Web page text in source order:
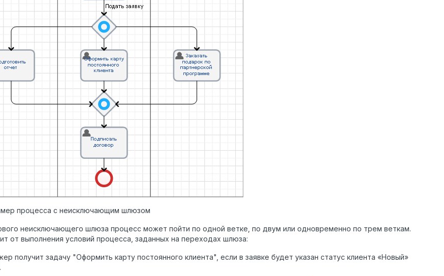
процесса с неисключающим шлюзом
неисключающего шлюза процесс может пойти по одной ветке, по двум или одновременно по трем веткам.
от выполнения условий процесса, заданных на переходах шлюза:
получит задачу "Оформить карту постоянного клиента", если в заявке будет указан статус клиента «Новый»